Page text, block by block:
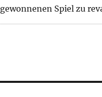
gewonnenen Spiel zu